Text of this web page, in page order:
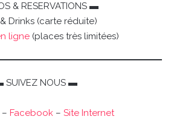
& RESERVATIONS ▬
Drinks (carte réduite)
ligne (places très limitées)
SUIVEZ NOUS ▬
– Facebook – Site Internet